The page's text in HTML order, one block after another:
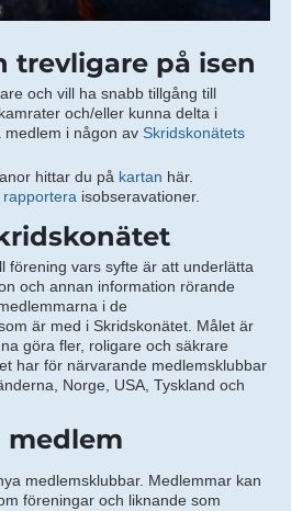
trevligare på isen
och vill ha snabb tillgång till
och/eller kunna delta i
i någon av Skridskonätets
hittar du på kartan här.
rapportera isobseravationer.
förening vars syfte är att underlätta
och annan information rörande
i de
är med i Skridskonätet. Målet är
göra fler, roligare och säkrare
har för närvarande medlemsklubbar
Norge, USA, Tyskland och
medlem
medlemsklubbar. Medlemmar kan
föreningar och liknande som